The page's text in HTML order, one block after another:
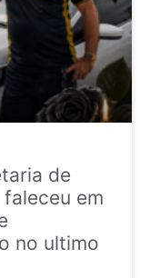
de
em
no ultimo